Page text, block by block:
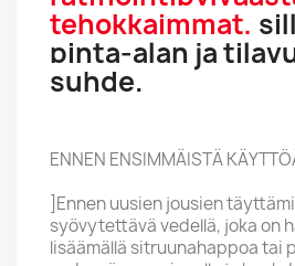
tehokkaimmat,
pinta-alan ja
suhde.
ENNEN ENSIMMÄISTÄ
]Ennen uusien jousien
syövytettävä vedellä, joka on
lisäämällä sitruunahappoa tai